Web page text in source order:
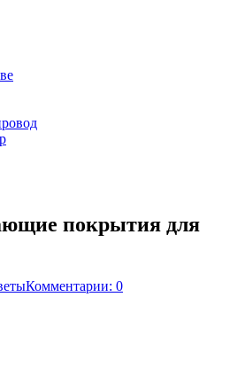
покрытия для
Комментарии: 0